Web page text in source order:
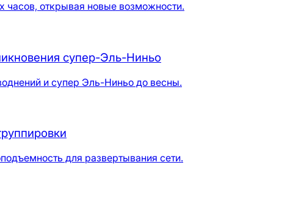
часов, открывая новые возможности.
супер-Эль-Ниньо
и супер Эль-Ниньо до весны.
для развертывания сети.